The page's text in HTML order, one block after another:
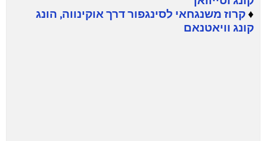
♦קרוז משנגחאי לסינגפור דרך אוקינווה, הונג
קונג וויאטנאם